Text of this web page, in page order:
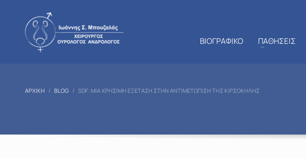
ΒΙΟΓΡΑΦΙΚΟ ΠΑΘΗΣΕΙΣ
ΑΡΧΙΚΉ BLOG SDF: ΜΙΑ ΧΡΉΣΙΜΗ ΕΞΈΤΑΣΗ ΣΤΗΝ ΑΝΤΙΜΕΤΏΠΙΣΗ ΤΗΣ ΚΙΡΣΟΚΉΛΗΣ